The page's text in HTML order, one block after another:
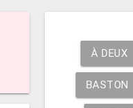
À DEUX
BASTON